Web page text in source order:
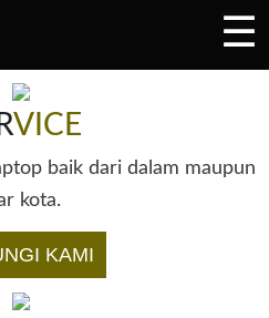
☰
×
VICE
baik dari dalam maupun
kota.
KAMI